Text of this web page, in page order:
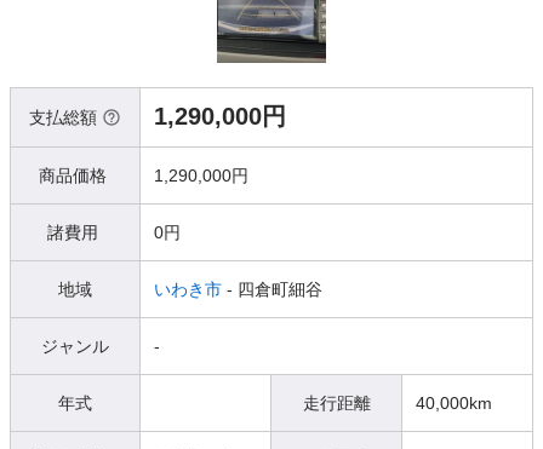
支払総額 1,290,000円
商品価格 1,290,000円
諸費用 0円
地域 いわき市 - 四倉町細谷
ジャンル -
年式 走行距離 40,000km